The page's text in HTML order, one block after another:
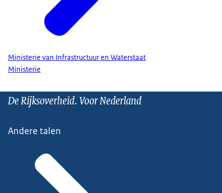
Ministerie van Infrastructuur en Waterstaat
Ministerie
De Rijksoverheid. Voor Nederland
Andere talen